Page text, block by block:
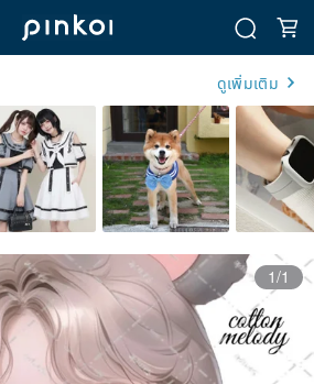
ดูเพิ่มเติม
1/1